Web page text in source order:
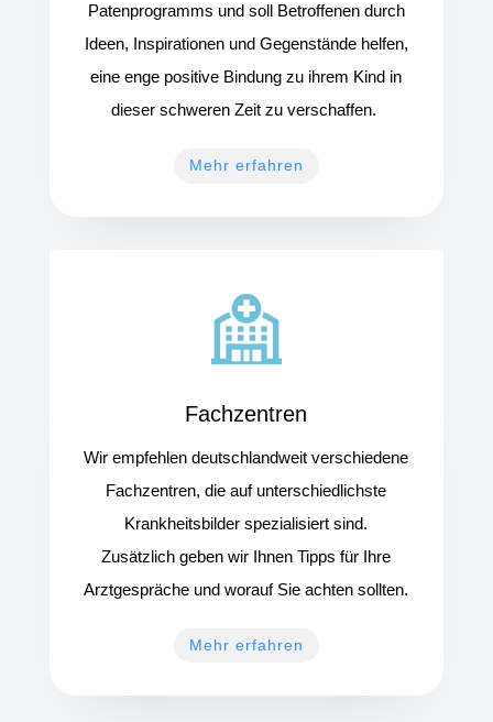
Patenprogramms und soll Betroffenen durch
Ideen, Inspirationen und Gegenstände helfen,
eine enge positive Bindung zu ihrem Kind in
dieser schweren Zeit zu verschaffen.
Mehr erfahren
Fachzentren
Wir empfehlen deutschlandweit verschiedene
Fachzentren, die auf unterschiedlichste
Krankheitsbilder spezialisiert sind.
Zusätzlich geben wir Ihnen Tipps für Ihre
Arztgespräche und worauf Sie achten sollten.
Mehr erfahren